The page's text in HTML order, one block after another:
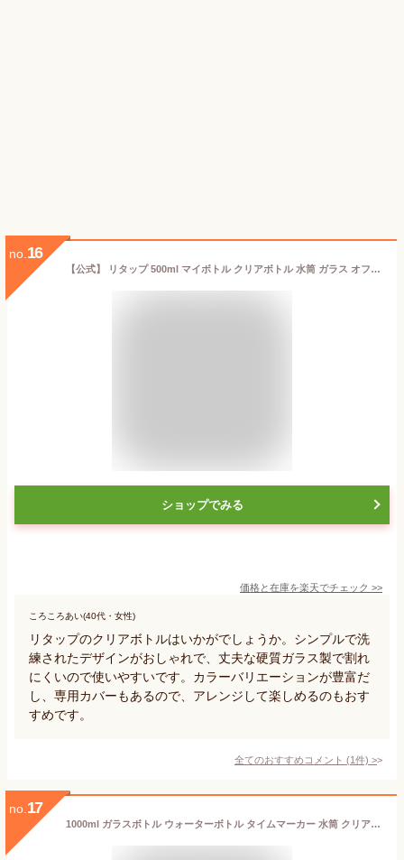
no. 16
【公式】 リタップ 500ml マイボトル クリアボトル 水筒 ガラス オフィス 大人 ガラスボトル 耐熱ガラス 水 ボトル ウォーターボトル かわいい 水筒 おしゃれ 直飲み水筒 デトックスウォーター 持ち歩き 大容量 透明 直のみ アウトドア 可愛い おしゃれ水筒 可愛い水筒
ショップでみる
価格と在庫を楽天でチェック >>
ころころあい(40代・女性)
リタップのクリアボトルはいかがでしょうか。シンプルで洗
練されたデザインがおしゃれで、丈夫な硬質ガラス製で割れ
にくいので使いやすいです。カラーバリエーションが豊富だ
し、専用カバーもあるので、アレンジして楽しめるのもおす
すめです。
全てのおすすめコメント (1件) >
no. 17
1000ml ガラスボトル ウォーターボトル タイムマーカー 水筒 クリアボトル 直飲み 耐熱 給水ボトル 竹の蓋 洗いやすい 耐久性 ジム アウトドア お洒落 運動用 夏用 旅行 ランニング (茶こし付き,1000ml)